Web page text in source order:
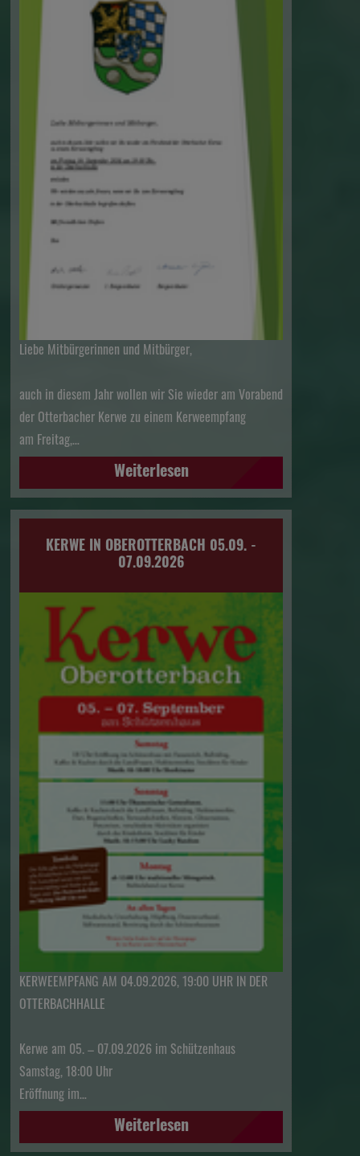
Liebe Mitbürgerinnen und Mitbürger,
auch in diesem Jahr wollen wir Sie wieder am Vorabend
der Otterbacher Kerwe zu einem Kerweempfang
am Freitag,…
Weiterlesen
KERWE IN OBEROTTERBACH 05.09. -
07.09.2026
KERWEEMPFANG AM 04.09.2026, 19:00 UHR IN DER
OTTERBACHHALLE
Kerwe am 05. – 07.09.2026 im Schützenhaus
Samstag, 18:00 Uhr
Eröffnung im…
Weiterlesen